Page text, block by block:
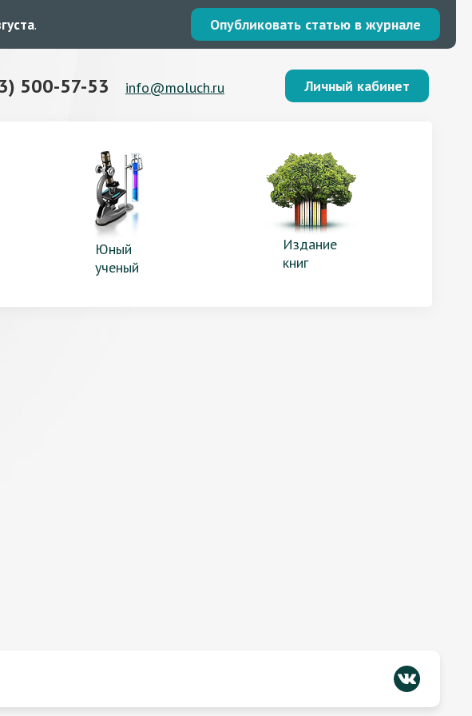
. Опубликовать статью в журнале
500-57-53 info@moluch.ru Личный кабинет
Юный
ученый
Издание
книг